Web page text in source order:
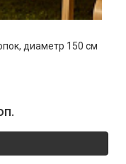
диаметр 150 см